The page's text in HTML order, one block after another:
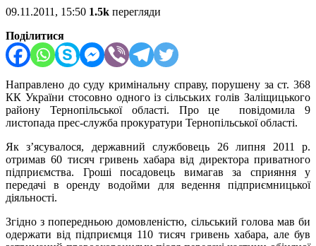
09.11.2011, 15:50 1.5k перегляди
Поділитися
Направлено до суду кримінальну справу, порушену за ст. 368
КК України стосовно одного із сільських голів Заліщицького
району Тернопільської області. Про це повідомила 9
листопада прес-служба прокуратури Тернопільської області.
Як з’ясувалося, державний службовець 26 липня 2011 р.
отримав 60 тисяч гривень хабара від директора приватного
підприємства. Гроші посадовець вимагав за сприяння у
передачі в оренду водойми для ведення підприємницької
діяльності.
Згідно з попередньою домовленістю, сільський голова мав би
одержати від підприємця 110 тисяч гривень хабара, але був